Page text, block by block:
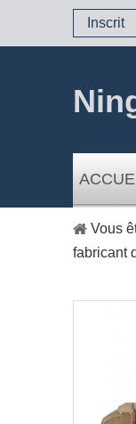
Inscrit
Vous
fabricant